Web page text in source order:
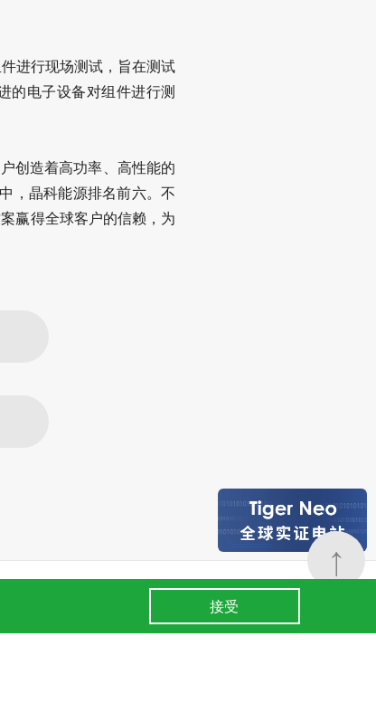
进行现场测试，旨在测试
的电子设备对组件进行测
创造着高功率、高性能的
，晶科能源排名前六。不
赢得全球客户的信赖，为
24小时全国服务热线
400 860 8878
↑
接受